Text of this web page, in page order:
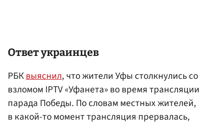
Ответ украинцев
РБКвыяснил, что жители Уфы столкнулись со
взломом IPTV «Уфанета» во время трансляции
парада Победы. По словам местных жителей,
в какой-то момент трансляция прервалась,